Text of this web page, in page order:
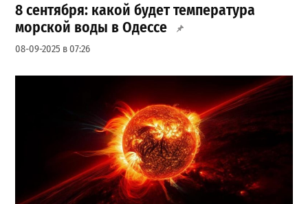
8 сентября: какой будет температура
морской воды в Одессе
08-09-2025 в 07:26